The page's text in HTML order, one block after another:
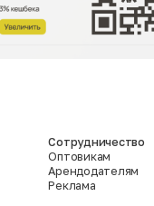
Сотрудничество
Оптовикам
Арендодателям
Реклама